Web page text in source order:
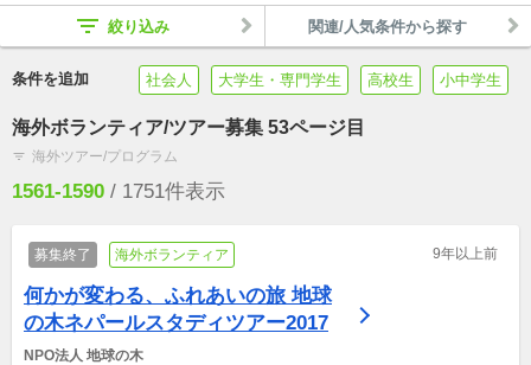
filter_list 絞り込み 関連/人気条件から探す
条件を追加 社会人 大学生・専門学生 高校生 小中学生
海外ボランティア/ツアー募集 53ページ目
filter_list 海外ツアー/プログラム
1561-1590 / 1751件表示
募集終了 海外ボランティア 9年以上前
何かが変わる、ふれあいの旅 地球
の木ネパールスタディツアー2017
NPO法人 地球の木